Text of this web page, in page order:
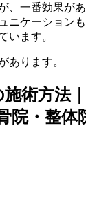
、一番効果が
ニケーション
います。
あります。
施術方法
院・整体